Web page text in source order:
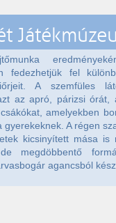
fedezhetjük fel
A szemfüles
az apró, párizsi órát,
amelyekben
gyerekeknek. A régen
kicsinyített mása is
de megdöbbentő
agancsból